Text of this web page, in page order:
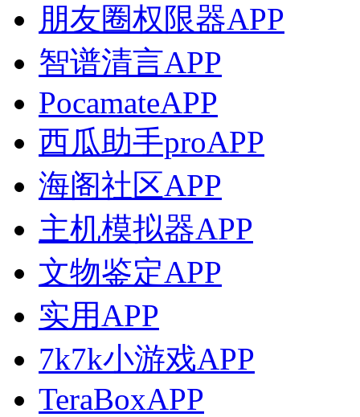
朋友圈权限器APP
智谱清言APP
PocamateAPP
西瓜助手proAPP
海阁社区APP
主机模拟器APP
文物鉴定APP
实用APP
7k7k小游戏APP
TeraBoxAPP